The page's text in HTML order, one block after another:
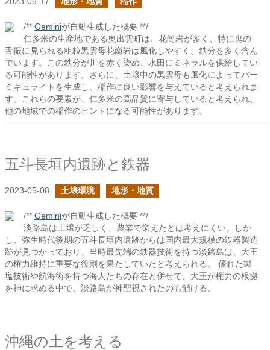
/** Geminiが自動生成した概要 **/
仁多米の生産地である奥出雲町は、花崗岩が多く、特に鬼の
舌振に見られる粗粒黒雲母花崗岩は風化しやすく、鉄分を多く含ん
でいます。この鉄分が川を赤く染め、水田にミネラルを供給してい
る可能性があります。さらに、土壌中の黒雲母も風化によってバー
ミキュライトを生成し、稲作に良い影響を与えていると考えられま
す。これらの要素が、仁多米の高品質に寄与していると考えられ、
他の地域での稲作のヒントになる可能性があります。
五斗長垣内遺跡と鉄器
2023-05-08 土壌環境 地形・地質
/** Geminiが自動生成した概要 **/
淡路島は土壌が乏しく、農業で栄えたとは考えにくい。しか
し、弥生時代後期の五斗長垣内遺跡からは国内最大規模の鉄器製造
跡が見つかっており、当時最先端の鉄器技術を持つ淡路島は、大王
の権力維持に重要な役割を果たしていたと考えられる。 優れた製
塩技術や航海術を持つ海人たちの存在と併せて、大王が権力の根拠
を神に求める中で、淡路島が神聖視されたのも頷ける。
沖縄の土を考える